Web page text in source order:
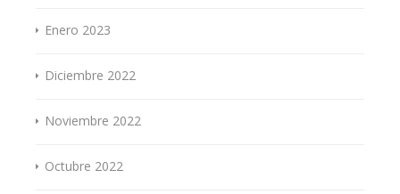
Enero 2023
Diciembre 2022
Noviembre 2022
Octubre 2022